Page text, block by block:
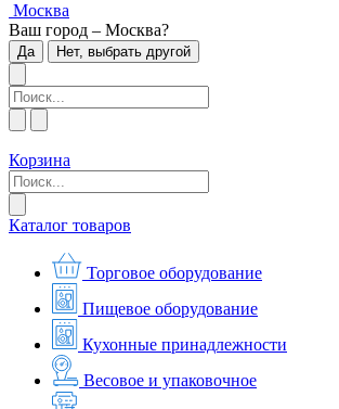
Москва
Ваш город – Москва?
Да Нет, выбрать другой
Корзина
Каталог товаров
Торговое оборудование
Пищевое оборудование
Кухонные принадлежности
Весовое и упаковочное